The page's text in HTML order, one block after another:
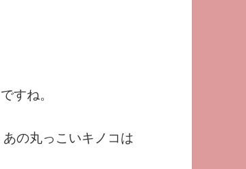
すね。
の丸っこいキノコは